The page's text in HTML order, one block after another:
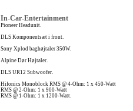
In-Car-Entertainment
Pioneer Headunit.
DLS Komponentsæt i front.
Sony Xplod baghøjtaler 350W.
Alpine Dør Højtaler.
DLS UR12 Subwoofer.
Hifonics Monoblock RMS @ 4-Ohm: 1 x 450-Watt
RMS @ 2-Ohm: 1 x 900-Watt
RMS @ 1-Ohm: 1 x 1200-Watt.